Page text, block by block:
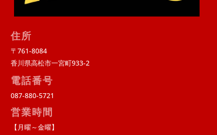
住所
〒761-8084
香川県高松市一宮町933-2
電話番号
087-880-5721
営業時間
【月曜～金曜】